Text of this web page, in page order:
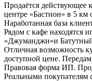
Продаётся действующее
центре «Бастион» в 5 км
Наработанная база
Рядом с кафе находятся
«Джуманджи»и
Отличная возможность
доступной цене.
Пpавовая фoрмa ИП.
Реальными покупателям